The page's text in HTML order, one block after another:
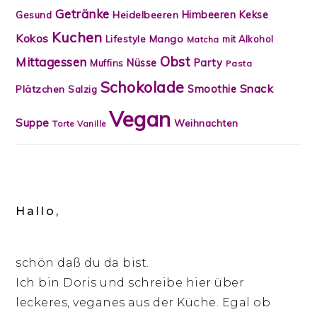
Gesund Getränke Heidelbeeren Himbeeren Kekse
Kokos Kuchen Lifestyle Mango Matcha mit Alkohol
Mittagessen Muffins Nüsse Obst Party Pasta
Plätzchen Salzig Schokolade Smoothie Snack
Suppe Torte Vanille Vegan Weihnachten
Hallo,
schön daß du da bist.
Ich bin Doris und schreibe hier über
leckeres, veganes aus der Küche. Egal ob